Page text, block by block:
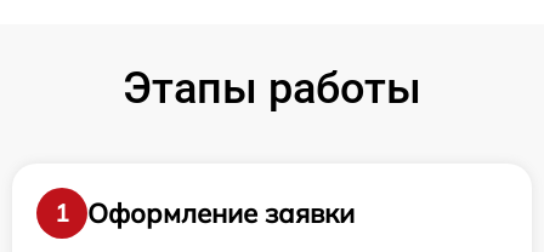
Этапы работы
1
Оформление заявки